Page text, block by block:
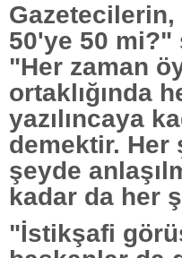
50'ye 50 mi?"
"Her zaman
ortaklığında
yazılıncaya
demektir. Her
şeyde
kadar da her
"İstikşafi